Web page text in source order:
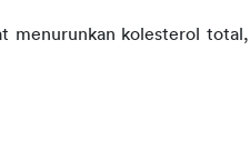
menurunkan kolesterol total,